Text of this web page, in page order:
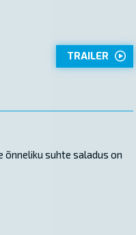
TRAILER
õnneliku suhte saladus on